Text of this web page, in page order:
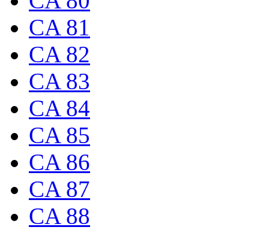
CA 81
CA 82
CA 83
CA 84
CA 85
CA 86
CA 87
CA 88